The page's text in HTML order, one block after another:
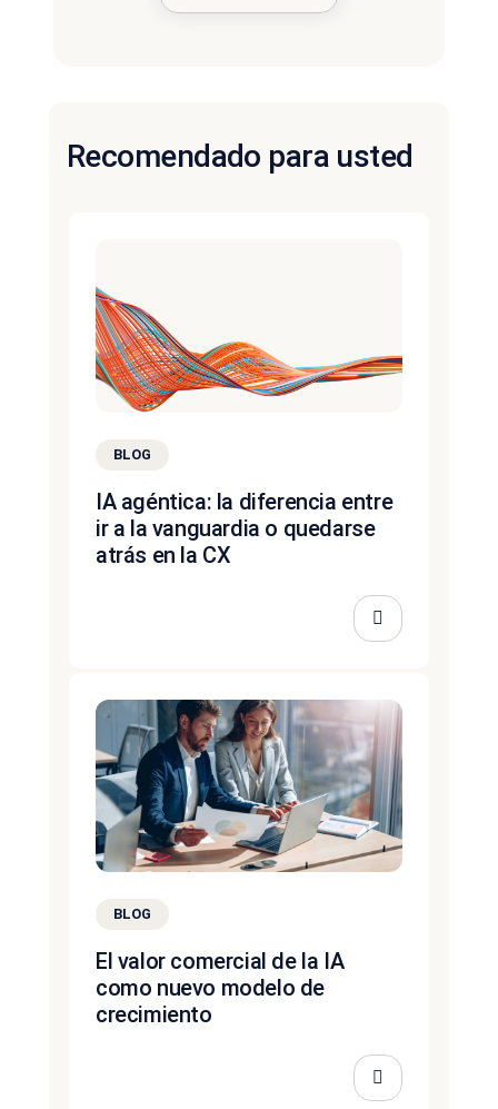
Recomendado para usted
BLOG
IA agéntica: la diferencia entre
ir a la vanguardia o quedarse
atrás en la CX
BLOG
El valor comercial de la IA
como nuevo modelo de
crecimiento